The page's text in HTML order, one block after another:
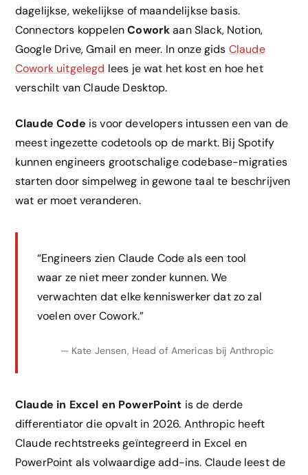
dagelijkse, wekelijkse of maandelijkse basis.
Connectors koppelenCoworkaan Slack, Notion,
Google Drive, Gmail en meer. In onze gids Claude
Cowork uitgelegd lees je wat het kost en hoe het
verschilt van Claude Desktop.
Claude Code is voor developers intussen een van de
meest ingezette codetools op de markt. Bij Spotify
kunnen engineers grootschalige codebase-migraties
starten door simpelweg in gewone taal te beschrijven
wat er moet veranderen.
“Engineers zien Claude Code als een tool
waar ze niet meer zonder kunnen. We
verwachten dat elke kenniswerker dat zo zal
voelen over Cowork.”
— Kate Jensen, Head of Americas bij Anthropic
Claude in Excel en PowerPoint is de derde
differentiator die opvalt in 2026. Anthropic heeft
Claude rechtstreeks geïntegreerd in Excel en
PowerPoint als volwaardige add-ins. Claude leest de